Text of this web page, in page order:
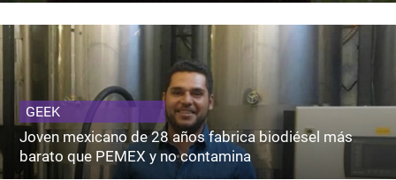
GEEK
Joven mexicano de 28 años fabrica biodiésel más
barato que PEMEX y no contamina